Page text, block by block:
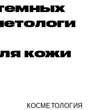
кожи
КОСМЕТОЛОГИЯ